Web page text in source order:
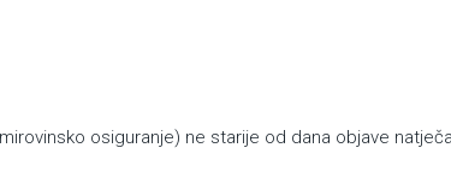
osiguranje) ne starije od dana objave